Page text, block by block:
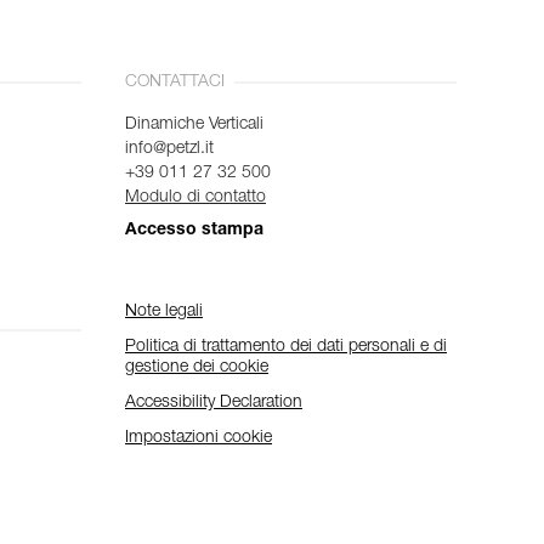
CONTATTACI
Dinamiche Verticali
info@petzl.it
+39 011 27 32 500
Modulo di contatto
Accesso stampa
Note legali
Politica di trattamento dei dati personali e di
gestione dei cookie
Accessibility Declaration
Impostazioni cookie